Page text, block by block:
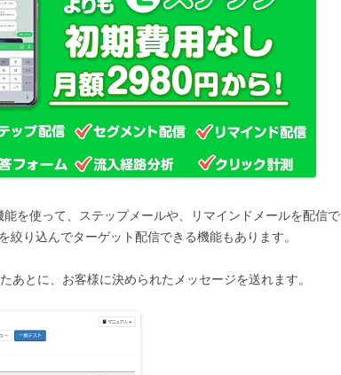
能を使って、ステップメールや、リマインドメールを配信で
絞り込んでターゲット配信できる機能もあります。
あとに、お客様に決められたメッセージを送れます。